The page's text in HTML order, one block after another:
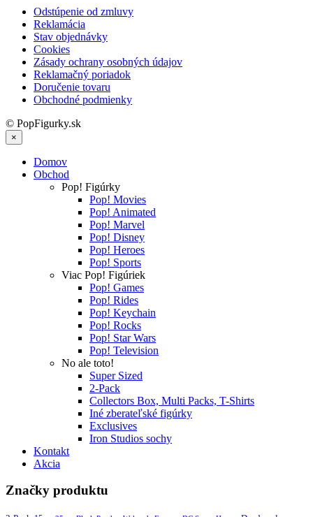
Odstúpenie od zmluvy
Reklamácia
Stav objednávky
Cookies
Zásady ochrany osobných údajov
Reklamačný poriadok
Doručenie tovaru
Obchodné podmienky
© PopFigurky.sk
×
Domov
Obchod
Pop! Figúrky
Pop! Movies
Pop! Animated
Pop! Marvel
Pop! Disney
Pop! Heroes
Pop! Sports
Viac Pop! Figúriek
Pop! Games
Pop! Rides
Pop! Keychain
Pop! Rocks
Pop! Star Wars
Pop! Television
No ale toto!
Super Sized
2-Pack
Collectors Box, Multi Packs, T-Shirts
Iné zberateľské figúrky
Exclusives
Iron Studios sochy
Kontakt
Akcia
Značky produktu